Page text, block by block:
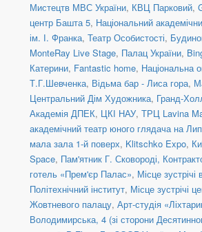
Мистецтв МВС України, КВЦ Парковий,
центр Башта 5, Національний
ім. І. Франка, Театр Особистості,
MonteRay Live Stage, Палац України,
Катерини, Fantastic home, Національна
Т.Г.Шевченка, Відьма бар - Лиса гора,
Центральний Дім Художника, Гранд-
Академія ДПЕК, ЦКІ НАУ, ТРЦ Lavina
академічний театр юного глядача на
мала зала 1-й поверх, Klitschko Expo,
Space, Пам'ятник Г. Сковороді,
готель «Прем'єр Палас», Місце
Політехнічний інститут, Місце зустрічі
Жовтневого палацу, Арт-студія
Володимирська, 4 (зі сторони